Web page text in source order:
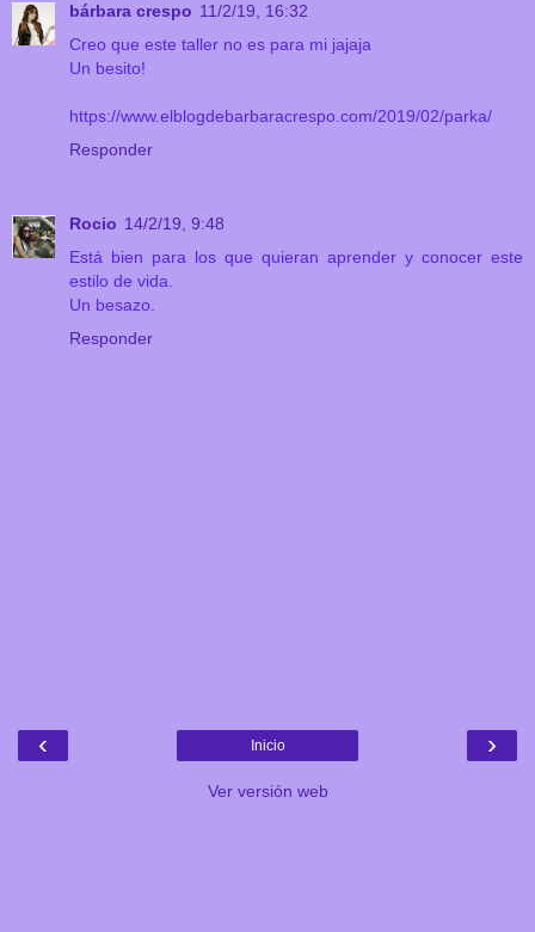
bárbara crespo 11/2/19, 16:32
Creo que este taller no es para mi jajaja
Un besito!
https://www.elblogdebarbaracrespo.com/2019/02/parka/
Responder
Rocio 14/2/19, 9:48
Está bien para los que quieran aprender y conocer este
estilo de vida.
Un besazo.
Responder
‹ ›
Inicio
Ver versión web